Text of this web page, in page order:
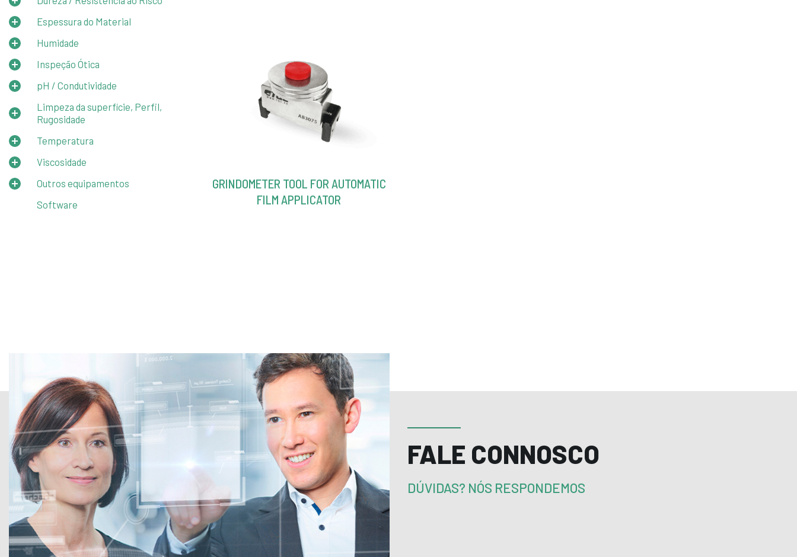
Espessura do Material
Humidade
Inspeção Ótica
pH / Condutividade
Limpeza da superfície, Perfil,
Rugosidade
Temperatura
Viscosidade
Outros equipamentos
Software
GRINDOMETER TOOL FOR AUTOMATIC
FILM APPLICATOR
FALE CONNOSCO
DÚVIDAS? NÓS RESPONDEMOS